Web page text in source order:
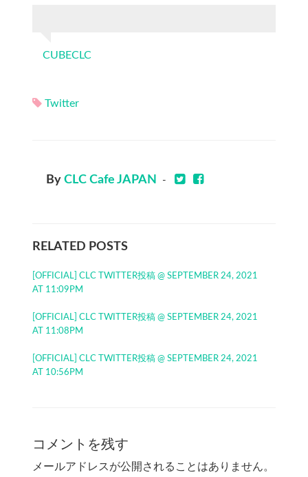
CUBECLC
Twitter
By CLC Cafe JAPAN -
RELATED POSTS
[OFFICIAL] CLC TWITTER投稿 @ SEPTEMBER 24, 2021
AT 11:09PM
[OFFICIAL] CLC TWITTER投稿 @ SEPTEMBER 24, 2021
AT 11:08PM
[OFFICIAL] CLC TWITTER投稿 @ SEPTEMBER 24, 2021
AT 10:56PM
コメントを残す
メールアドレスが公開されることはありません。